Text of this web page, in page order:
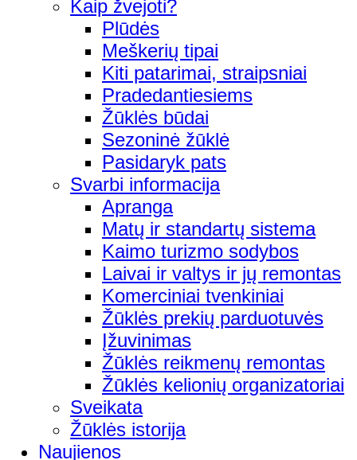
Kaip žvejoti?
Plūdės
Meškerių tipai
Kiti patarimai, straipsniai
Pradedantiesiems
Žūklės būdai
Sezoninė žūklė
Pasidaryk pats
Svarbi informacija
Apranga
Matų ir standartų sistema
Kaimo turizmo sodybos
Laivai ir valtys ir jų remontas
Komerciniai tvenkiniai
Žūklės prekių parduotuvės
Įžuvinimas
Žūklės reikmenų remontas
Žūklės kelionių organizatoriai
Sveikata
Žūklės istorija
Naujienos